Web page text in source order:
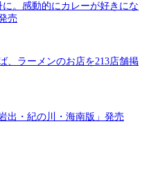
。感動的にカレーが好きにな
売
、ラーメンのお店を213店舗掲
出・紀の川・海南版」発売